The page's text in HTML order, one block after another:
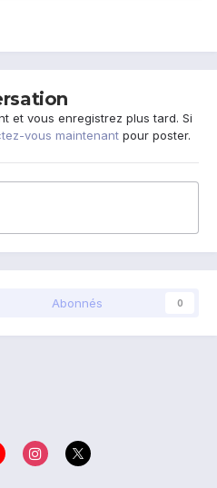
et vous enregistrez plus tard. Si
vous maintenant pour poster.
Abonnés 0